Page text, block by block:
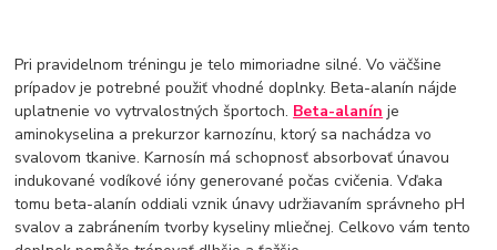
Pri pravidelnom tréningu je telo mimoriadne silné. Vo väčšine
prípadov je potrebné použiť vhodné doplnky. Beta-alanín nájde
uplatnenie vo vytrvalostných športoch. Beta-alanín je
aminokyselina a prekurzor karnozínu, ktorý sa nachádza vo
svalovom tkanive. Karnosín má schopnosť absorbovať únavou
indukované vodíkové ióny generované počas cvičenia. Vďaka
tomu beta-alanín oddiali vznik únavy udržiavaním správneho pH
svalov a zabránením tvorby kyseliny mliečnej. Celkovo vám tento